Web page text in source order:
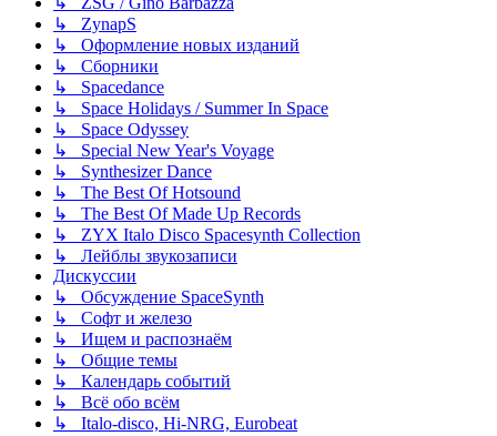
↳ ZynapS
↳ Оформление новых изданий
↳ Сборники
↳ Spacedance
↳ Space Holidays / Summer In Space
↳ Space Odyssey
↳ Special New Year's Voyage
↳ Synthesizer Dance
↳ The Best Of Hotsound
↳ The Best Of Made Up Records
↳ ZYX Italo Disco Spacesynth Collection
↳ Лейблы звукозаписи
Дискуссии
↳ Обсуждение SpaceSynth
↳ Софт и железо
↳ Ищем и распознаём
↳ Общие темы
↳ Календарь событий
↳ Всё обо всём
↳ Italo-disco, Hi-NRG, Eurobeat